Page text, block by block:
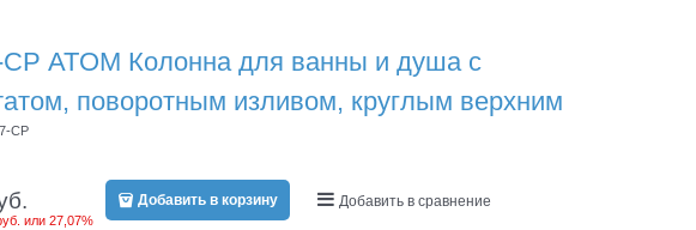
ATOM Колонна для ванны и душа с
поворотным изливом, круглым верхним
CP
или 27,07%
Добавить в корзину Добавить в сравнение